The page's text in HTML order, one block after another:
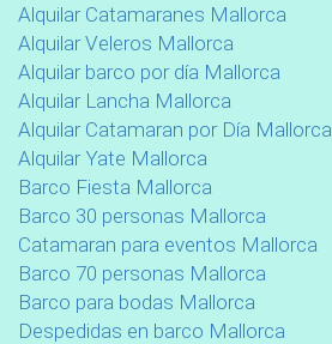
Alquilar Catamaranes Mallorca
Alquilar Veleros Mallorca
Alquilar barco por día Mallorca
Alquilar Lancha Mallorca
Alquilar Catamaran por Día Mallorca
Alquilar Yate Mallorca
Barco Fiesta Mallorca
Barco 30 personas Mallorca
Catamaran para eventos Mallorca
Barco 70 personas Mallorca
Barco para bodas Mallorca
Despedidas en barco Mallorca